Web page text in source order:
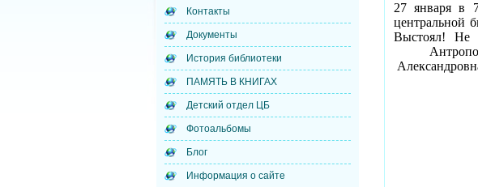
Контакты
Документы
История библиотеки
ПАМЯТЬ В КНИГАХ
Детский отдел ЦБ
Фотоальбомы
Блог
Информация о сайте
27 января в
центральной
Выстоял! Не